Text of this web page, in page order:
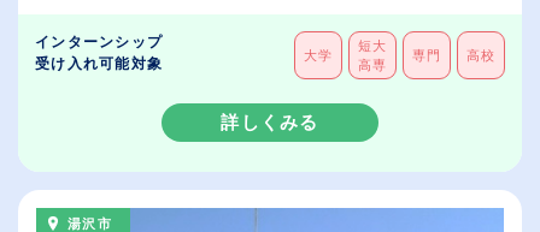
インターンシップ
受け入れ可能対象
大学
短大
高専
専門 高校
詳しくみる
湯沢市